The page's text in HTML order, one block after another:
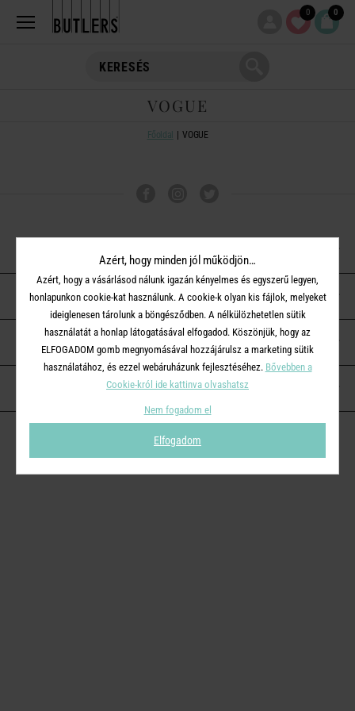
0 0
VOGUE
Főoldal VOGUE
ÜGYFÉLSZOLGÁLAT
A BUTLERS-RŐL
KAPCSOLAT
Azért, hogy minden jól működjön…
Azért, hogy a vásárlásod nálunk igazán kényelmes és egyszerű legyen,
honlapunkon cookie-kat használunk. A cookie-k olyan kis fájlok, melyeket
ideiglenesen tárolunk a böngésződben. A nélkülözhetetlen sütik
használatát a honlap látogatásával elfogadod. Köszönjük, hogy az
ELFOGADOM gomb megnyomásával hozzájárulsz a marketing sütik
használatához, és ezzel webáruházunk fejlesztéséhez. Bővebben a
Cookie-król ide kattinva olvashatsz
Nem fogadom el
Elfogadom